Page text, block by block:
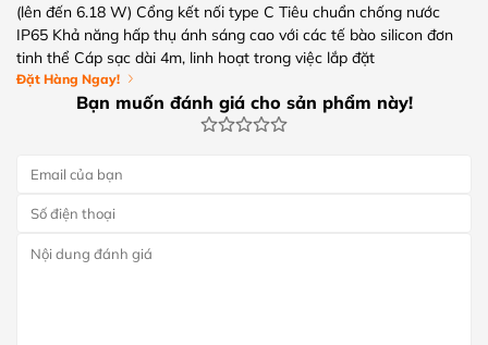
(lên đến 6.18 W) Cổng kết nối type C Tiêu chuẩn chống nước
IP65 Khả năng hấp thụ ánh sáng cao với các tế bào silicon đơn
tinh thể Cáp sạc dài 4m, linh hoạt trong việc lắp đặt
Đặt Hàng Ngay!
Bạn muốn đánh giá cho sản phẩm này!